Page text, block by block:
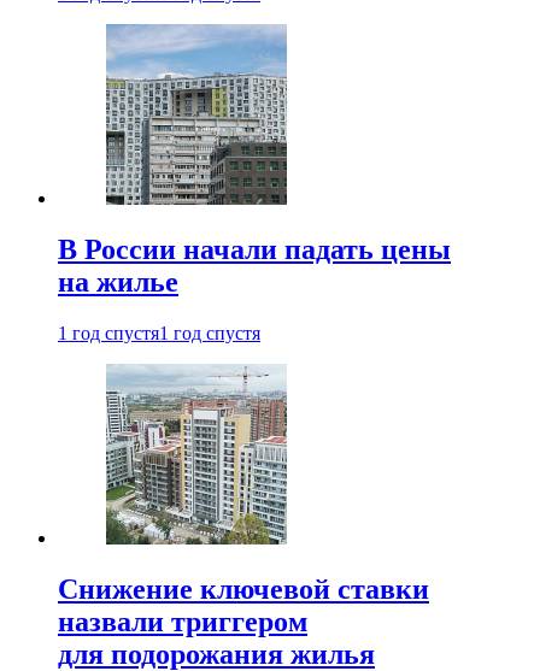
В России начали падать цены
на жилье
1 год спустя1 год спустя
Снижение ключевой ставки
назвали триггером
для подорожания жилья